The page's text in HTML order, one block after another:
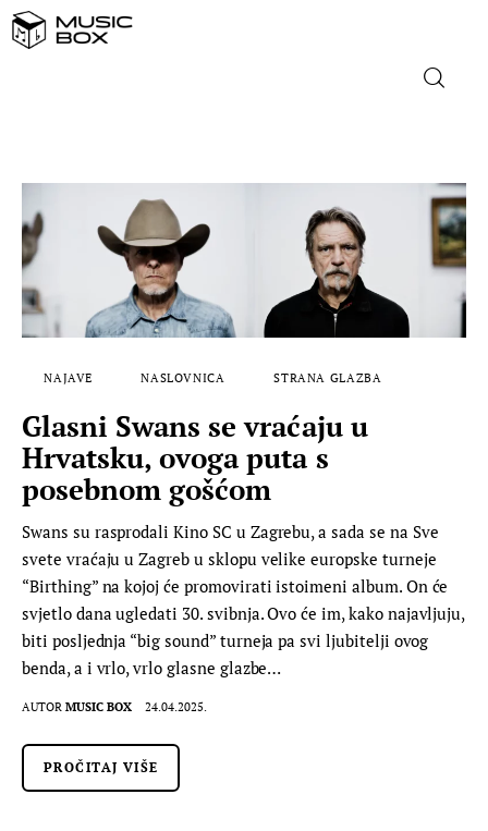
DOMAĆA GLAZBA
STRANA GLAZBA
FILM
MUSIC BOX
NAJAVE NASLOVNICA STRANA GLAZBA
Glasni Swans se vraćaju u
Hrvatsku, ovoga puta s
posebnom gošćom
Swans su rasprodali Kino SC u Zagrebu, a sada se na Sve
svete vraćaju u Zagreb u sklopu velike europske turneje
“Birthing” na kojoj će promovirati istoimeni album. On će
svjetlo dana ugledati 30. svibnja. Ovo će im, kako najavljuju,
biti posljednja “big sound” turneja pa svi ljubitelji ovog
benda, a i vrlo, vrlo glasne glazbe…
AUTOR MUSIC BOX 24.04.2025.
PROČITAJ VIŠE